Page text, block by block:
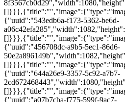
{"uuid":"543edb6a-f173-5362-be6d-
{"uuid":"456708dc-a9b5-5ec1-86d6-
{"uuid":"644a26e9-3357-5c92-a7b7-
{"uuid":"a07b7cba-f775-599f-9ac7-